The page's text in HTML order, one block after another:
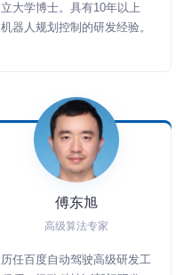
立大学博士。具有10年以上
机器人规划控制的研发经验。
傅东旭
高级算法专家
历任百度自动驾驶高级研发工